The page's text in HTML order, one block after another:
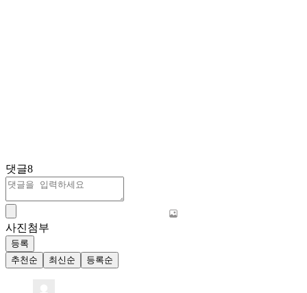
댓글8
사진첨부
등록
추천순
최신순 등록순